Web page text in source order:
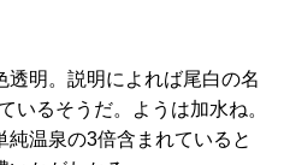
明。説明によれば尾白の名
いるそうだ。ようは加水ね。
温泉の3倍含まれていると